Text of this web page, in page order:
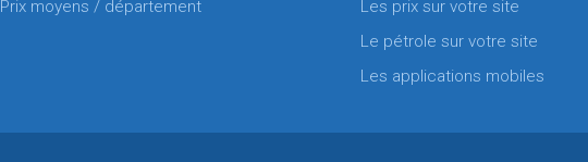
Prix moyens / département
Les prix sur votre site
Le pétrole sur votre site
Les applications mobiles